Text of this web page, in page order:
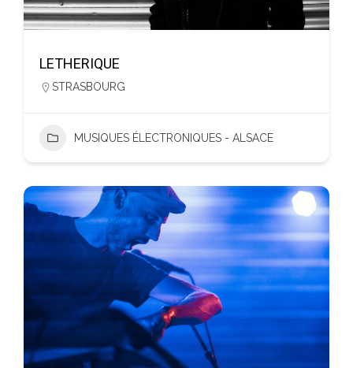
LETHERIQUE
STRASBOURG
MUSIQUES ÉLECTRONIQUES - ALSACE